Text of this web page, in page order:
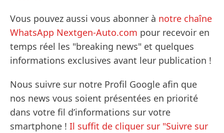
Vous pouvez aussi vous abonner à notre chaîne
WhatsApp Nextgen-Auto.com pour recevoir en
temps réel les "breaking news" et quelques
informations exclusives avant leur publication !
Nous suivre sur notre Profil Google afin que
nos news vous soient présentées en priorité
dans votre fil d’informations sur votre
smartphone ! Il suffit de cliquer sur "Suivre sur